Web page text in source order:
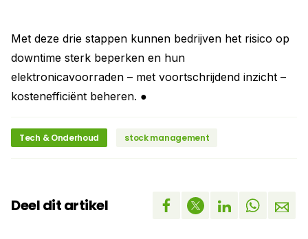
Met deze drie stappen kunnen bedrijven het risico op
downtime sterk beperken en hun
elektronicavoorraden – met voortschrijdend inzicht –
kostenefficiënt beheren. ●
Tech & Onderhoud stock management
Deel dit artikel